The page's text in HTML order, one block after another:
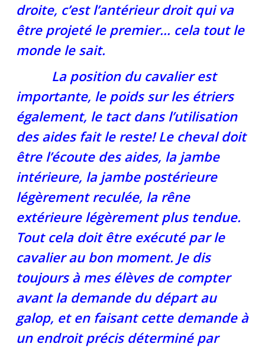
droite, c’est l’antérieur droit qui va
être projeté le premier… cela tout le
monde le sait.
La position du cavalier est
importante, le poids sur les étriers
également, le tact dans l’utilisation
des aides fait le reste! Le cheval doit
être l’écoute des aides, la jambe
intérieure, la jambe postérieure
légèrement reculée, la rêne
extérieure légèrement plus tendue.
Tout cela doit être exécuté par le
cavalier au bon moment. Je dis
toujours à mes élèves de compter
avant la demande du départ au
galop, et en faisant cette demande à
un endroit précis déterminé par